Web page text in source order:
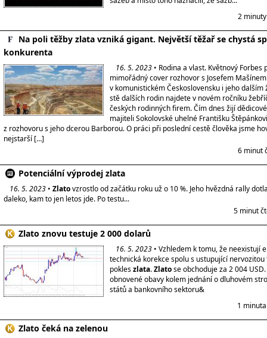
2
Na poli těžby zlata vzniká gigant. Největší těžař se chystá
konkurenta
16. 5. 2023 • Rodina a vlast. Květnový Forbes
mimořádný cover rozhovor s Josefem
v komunistickém Československu i jeho dalším
stě dalších rodin najdete v novém ročníku
českých rodinných firem. Čím dnes žijí
majiteli Sokolovské uhelné Františku
z rozhovoru s jeho dcerou Barborou. O práci při poslední cestě člověka jsme
nejstarší […]
6 minut
Potenciální výprodej zlata
16. 5. 2023 • Zlatovzrostlo od začátku roku už o 10 %. Jeho hvězdná rally
daleko, kam to jen letos jde. Po testu...
5 minut
Zlato znovu testuje 2 000 dolarů
16. 5. 2023 • Vzhledem k tomu, že neexistují
technická korekce spolu s ustupující
pokleszlata.Zlatose obchoduje za 2 004
obnovené obavy kolem jednání o dluhovém
států a bankovního sektoru&
1
Zlato čeká na zelenou